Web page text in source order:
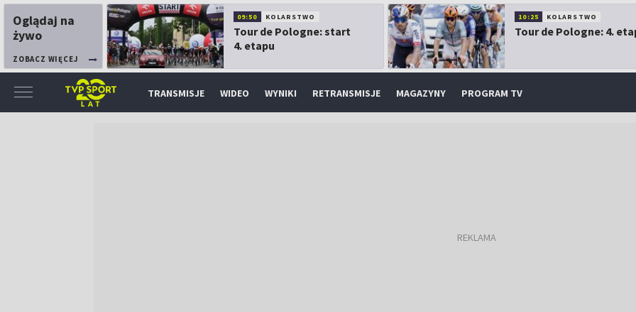
Oglądaj na
żywo
ZOBACZ WIĘCEJ
09:50 KOLARSTWO
Tour de Pologne: start
4. etapu
10:25 KOLARSTWO
Tour de Pologne: 4.
TRANSMISJE WIDEO WYNIKI RETRANSMISJE MAGAZYNY PROGRAM TV